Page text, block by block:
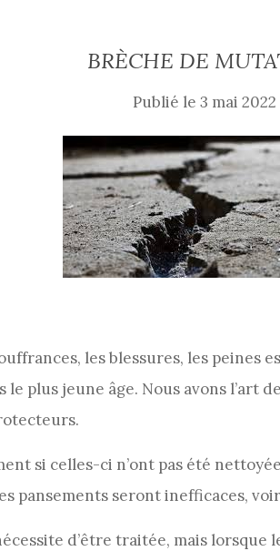
BRÈCHE DE
Publié le3 mai 2022
les blessures, les peines
le plus jeune âge. Nous avons l’art
si celles-ci n’ont pas été
pansements seront inefficaces,
d’être traitée, mais lorsque